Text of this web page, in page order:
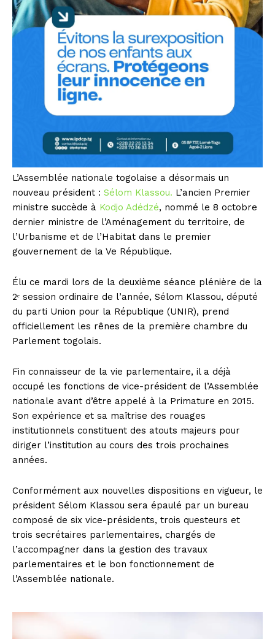
L’Assemblée nationale togolaise a désormais un
nouveau président : Sélom Klassou. L’ancien Premier
ministre succède à Kodjo Adédzé, nommé le 8 octobre
dernier ministre de l’Aménagement du territoire, de
l’Urbanisme et de l’Habitat dans le premier
gouvernement de la Ve République.
Élu ce mardi lors de la deuxième séance plénière de la
2ᵉ session ordinaire de l’année, Sélom Klassou, député
du parti Union pour la République (UNIR), prend
officiellement les rênes de la première chambre du
Parlement togolais.
Fin connaisseur de la vie parlementaire, il a déjà
occupé les fonctions de vice-président de l’Assemblée
nationale avant d’être appelé à la Primature en 2015.
Son expérience et sa maîtrise des rouages
institutionnels constituent des atouts majeurs pour
diriger l’institution au cours des trois prochaines
années.
Conformément aux nouvelles dispositions en vigueur, le
président Sélom Klassou sera épaulé par un bureau
composé de six vice-présidents, trois questeurs et
trois secrétaires parlementaires, chargés de
l’accompagner dans la gestion des travaux
parlementaires et le bon fonctionnement de
l’Assemblée nationale.